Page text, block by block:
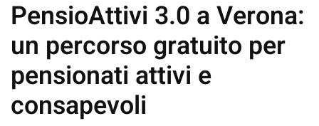
PensioAttivi 3.0 a Verona:
un percorso gratuito per
pensionati attivi e
consapevoli